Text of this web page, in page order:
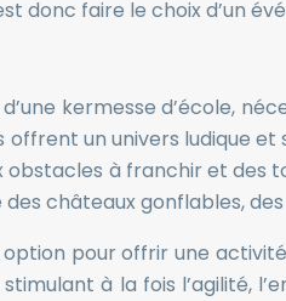
faire le choix d’un
d’une kermesse
un univers ludique et
à franchir et des
châteaux gonflables,
pour offrir une
à la fois l’agilité,